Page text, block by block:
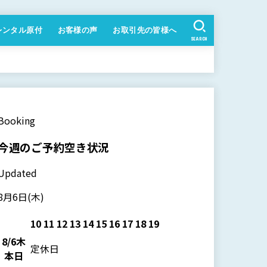
ンタル原付 お客様の声 お取引先の皆様へ
SEARCH